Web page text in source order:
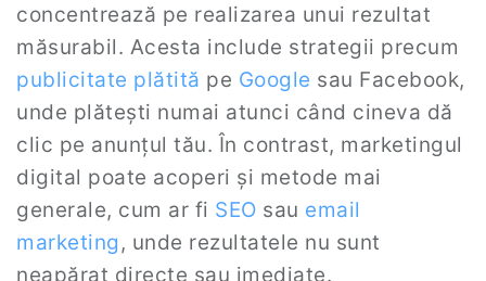
concentrează pe realizarea unui rezultat
măsurabil. Acesta include strategii precum
publicitate plătită pe Google sau Facebook,
unde plătești numai atunci când cineva dă
clic pe anunțul tău. În contrast, marketingul
digital poate acoperi și metode mai
generale, cum ar fi SEO sau email
marketing , unde rezultatele nu sunt
neapărat directe sau imediate.